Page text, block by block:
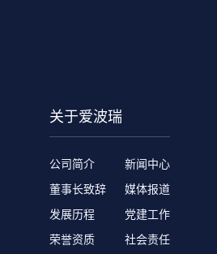
关于爱波瑞
公司简介
董事长致辞
发展历程
荣誉资质
新闻中心
媒体报道
党建工作
社会责任